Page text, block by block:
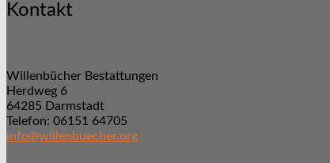
Kontakt
Willenbücher Bestattungen
Herdweg 6
64285 Darmstadt
Telefon: 06151 64705
info@willenbuecher.org